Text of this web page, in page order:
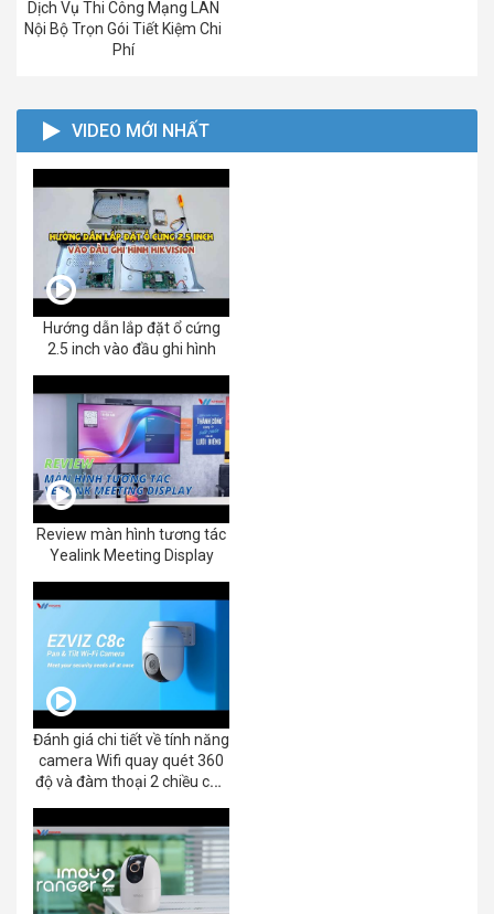
Dịch Vụ Thi Công Mạng LAN
Nội Bộ Trọn Gói Tiết Kiệm Chi
Phí
VIDEO MỚI NHẤT
Hướng dẫn lắp đặt ổ cứng
2.5 inch vào đầu ghi hình
Review màn hình tương tác
Yealink Meeting Display
Đánh giá chi tiết về tính năng
camera Wifi quay quét 360
độ và đàm thoại 2 chiều của